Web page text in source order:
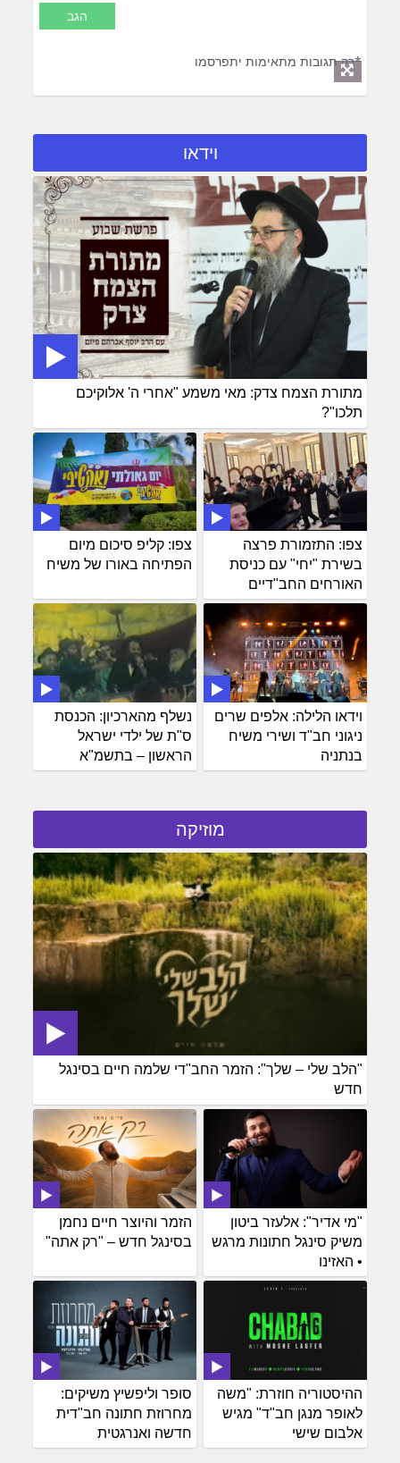
*רק תגובות מתאימות יתפרסמו
וידאו
מתורת הצמח צדק: מאי משמע "אחרי ה' אלוקיכם
תלכו"?
צפו: קליפ סיכום מיום
הפתיחה באורו של משיח
צפו: התזמורת פרצה
בשירת "יחי" עם כניסת
האורחים החב"דיים
נשלף מהארכיון: הכנסת
ס"ת של ילדי ישראל
הראשון – בתשמ"א
וידאו הלילה: אלפים שרים
ניגוני חב"ד ושירי משיח
בנתניה
מוזיקה
"הלב שלי – שלך": הזמר החב"די שלמה חיים בסינגל
חדש
הזמר והיוצר חיים נחמן
בסינגל חדש – "רק אתה"
"מי אדיר": אלעזר ביטון
משיק סינגל חתונות מרגש
• האזינו
סופר וליפשיץ משיקים:
מחרוזת חתונה חב"דית
חדשה ואנרגטית
ההיסטוריה חוזרת: "משה
לאופר מנגן חב"ד" מגיש
אלבום שישי